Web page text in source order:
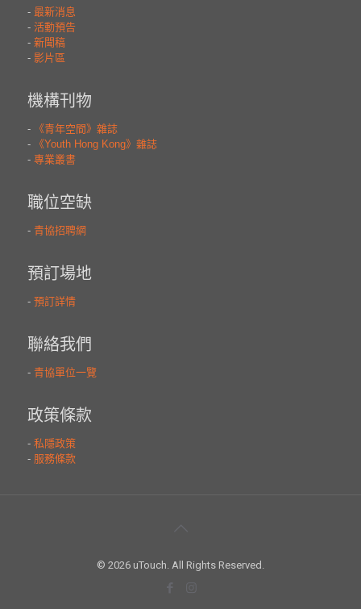
© 2026 uTouch. All Rights Reserved.